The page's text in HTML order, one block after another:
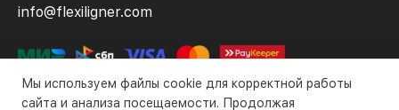
info@flexiligner.com
Мы используем файлы cookie для корректной работы
сайта и анализа посещаемости. Продолжая